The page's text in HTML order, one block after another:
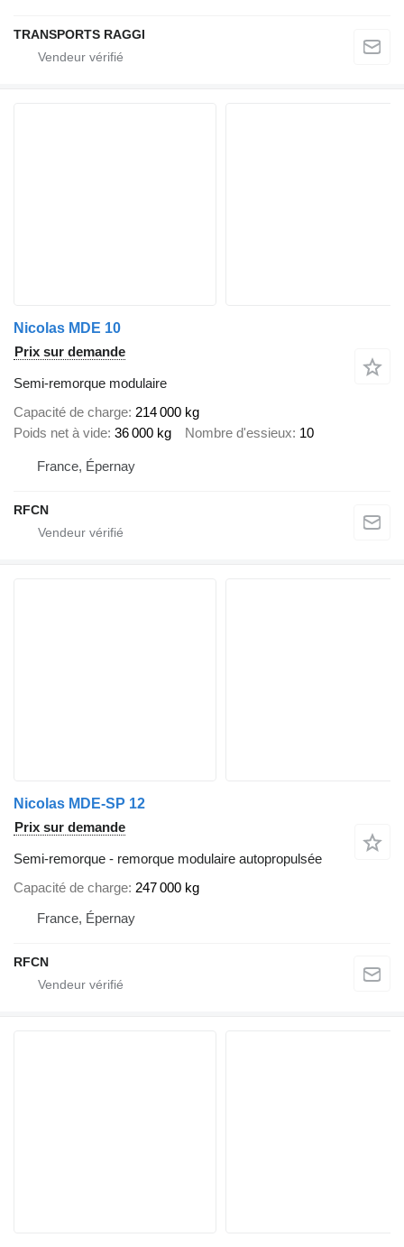
TRANSPORTS RAGGI
Nicolas MDE 10
Prix sur demande
Semi-remorque modulaire
Capacité de charge 214 000 kg
Poids net à vide 36 000 kg Nombre d'essieux 10
France, Épernay
RFCN
Nicolas MDE-SP 12
Prix sur demande
Semi-remorque - remorque modulaire autopropulsée
Capacité de charge 247 000 kg
France, Épernay
RFCN